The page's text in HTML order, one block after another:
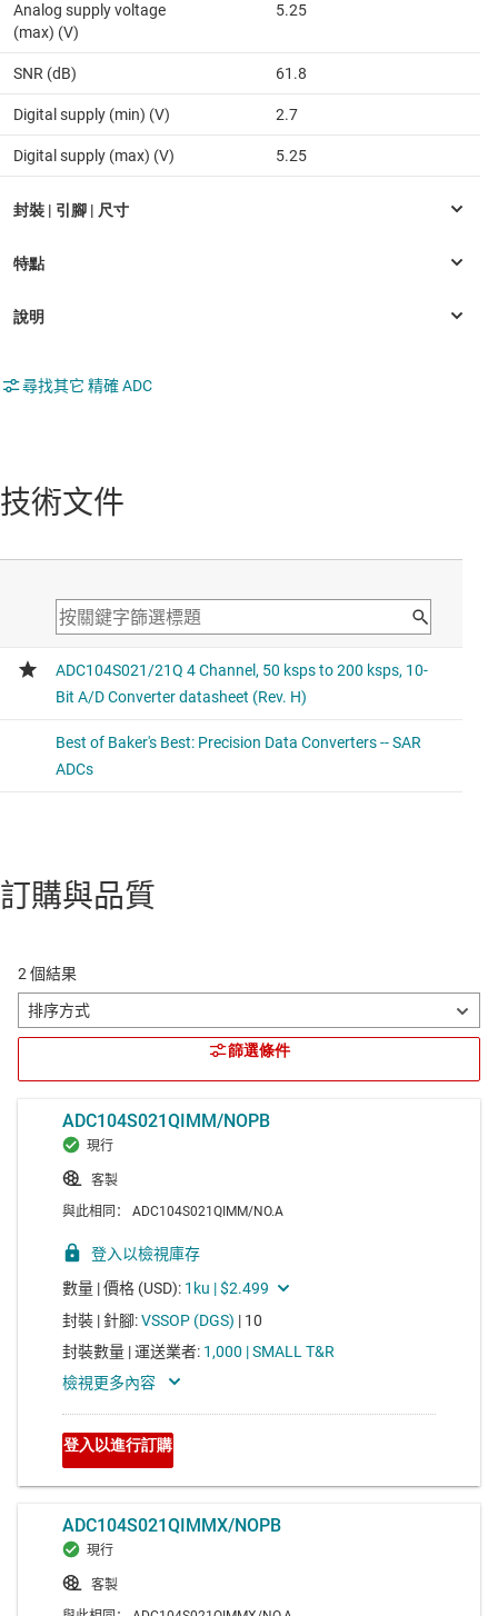
Analog supply voltage
(max) (V)
5.25
SNR (dB) 61.8
Digital supply (min) (V) 2.7
Digital supply (max) (V) 5.25
尋找其它 精確 ADC
技術文件
訂購與品質